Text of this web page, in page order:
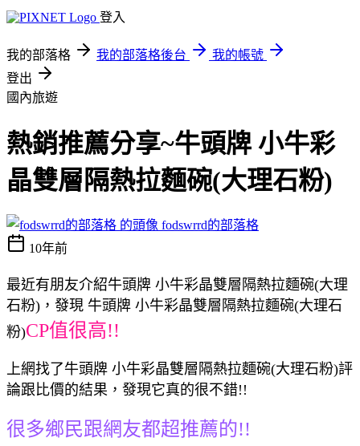
登入
我的部落格 我的部落格後台
我的帳號
登出
國內旅遊
熱銷推薦分享~牛頭牌 小牛彩
晶雙層隔熱拉麵碗(大理石粉)
fodswrrd的部落格
10年前
最近有朋友介紹牛頭牌 小牛彩晶雙層隔熱拉麵碗(大理
石粉)，發現 牛頭牌 小牛彩晶雙層隔熱拉麵碗(大理石
粉)CP值很高!!
上網找了牛頭牌 小牛彩晶雙層隔熱拉麵碗(大理石粉)評
論跟比價的結果，發現它真的很不錯!!
很多鄉民跟網友都超推薦的!!